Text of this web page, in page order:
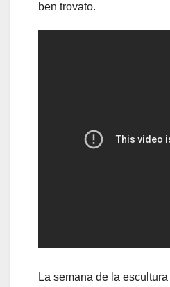
ben trovato.
La semana de la